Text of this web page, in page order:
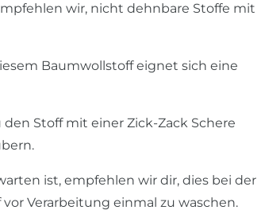
wir, nicht dehnbare Stoffe mit
Baumwollstoff eignet sich eine
Stoff mit einer Zick-Zack Schere
ist, empfehlen wir dir, dies bei der
Verarbeitung einmal zu waschen.